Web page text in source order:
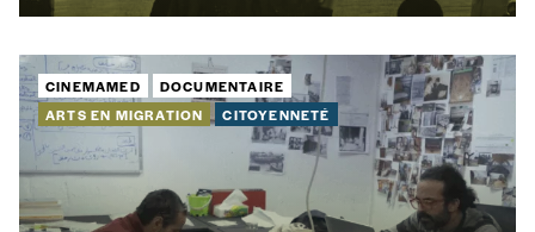
CINEMAMED
DOCUMENTAIRE
ARTS EN MIGRATION
CITOYENNETÉ